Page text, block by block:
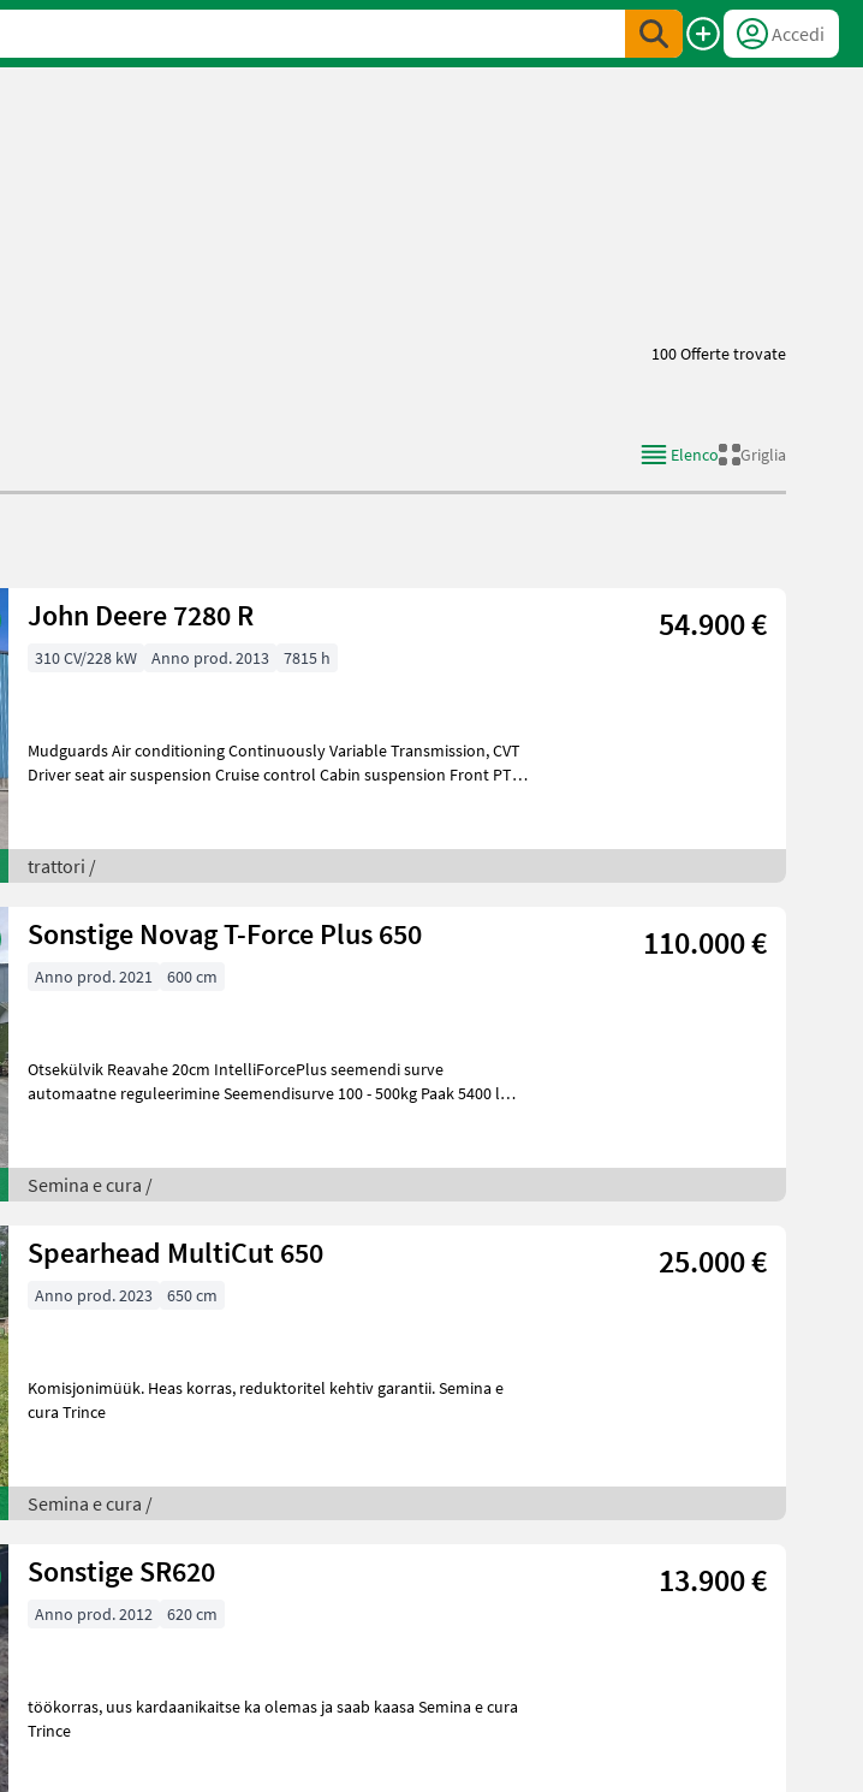
Accedi
100 Offerte trovate
Elenco
Griglia
John Deere 7280 R 54.900 €
310 CV/228 kW Anno prod. 2013 7815 h
Mudguards Air conditioning Continuously Variable Transmission, CVT
Driver seat air suspension Cruise control Cabin suspension Front PTO
trattori /
Sonstige Novag T-Force Plus 650 110.000 €
Anno prod. 2021 600 cm
Otsekülvik Reavahe 20cm IntelliForcePlus seemendi surve
automaatne reguleerimine Seemendisurve 100 - 500kg Paak 5400 l
Semina e cura /
Spearhead MultiCut 650 25.000 €
Anno prod. 2023 650 cm
Komisjonimüük. Heas korras, reduktoritel kehtiv garantii. Semina e
cura Trince
Semina e cura /
Sonstige SR620 13.900 €
Anno prod. 2012 620 cm
töökorras, uus kardaanikaitse ka olemas ja saab kaasa Semina e cura
Trince